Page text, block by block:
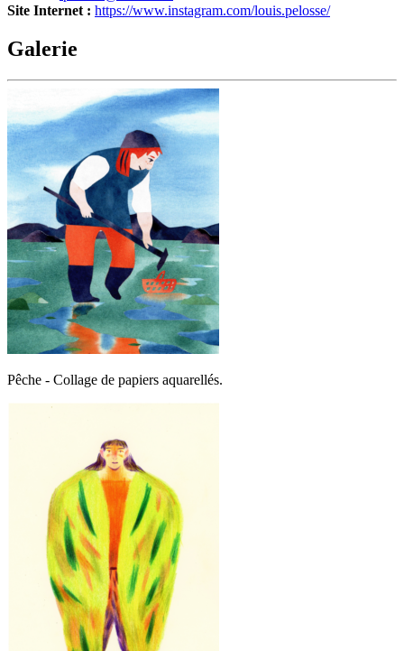
Site Internet : https://www.instagram.com/louis.pelosse/
Galerie
Pêche - Collage de papiers aquarellés.